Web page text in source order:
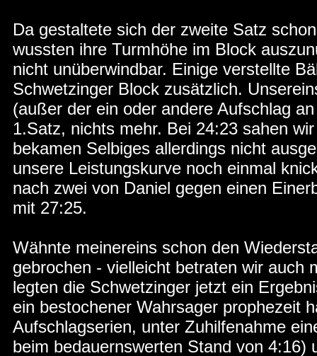
Da gestaltete sich der zweite Satz
wussten ihre Turmhöhe im Block
nicht unüberwindbar. Einige verstellte
Schwetzinger Block zusätzlich.
(außer der ein oder andere Aufschlag
1.Satz, nichts mehr. Bei 24:23 sahen
bekamen Selbiges allerdings nicht
unsere Leistungskurve noch einmal
nach zwei von Daniel gegen einen
mit 27:25.
Wähnte meinereins schon den
gebrochen - vielleicht betraten wir auch
legten die Schwetzinger jetzt ein
ein bestochener Wahrsager prophezeit
Aufschlagserien, unter Zuhilfenahme
beim bedauernswerten Stand von 4:16)